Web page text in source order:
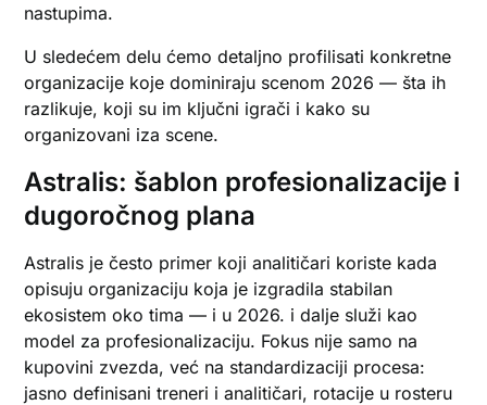
nastupima.
U sledećem delu ćemo detaljno profilisati konkretne
organizacije koje dominiraju scenom 2026 — šta ih
razlikuje, koji su im ključni igrači i kako su
organizovani iza scene.
Astralis: šablon profesionalizacije i
dugoročnog plana
Astralis je često primer koji analitičari koriste kada
opisuju organizaciju koja je izgradila stabilan
ekosistem oko tima — i u 2026. i dalje služi kao
model za profesionalizaciju. Fokus nije samo na
kupovini zvezda, već na standardizaciji procesa:
jasno definisani treneri i analitičari, rotacije u rosteru